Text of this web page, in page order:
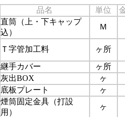
品名 単位
直筒（上・下キャップ
込）
Ｍ
Ｔ字管加工料 ヶ所
継手カバー ヶ所
灰出BOX ヶ
底板プレート ヶ
煙筒固定金具（打設
用）
ヶ